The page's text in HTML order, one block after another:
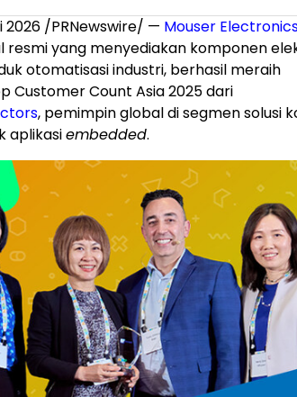
2026 /PRNewswire/ — Mouser
resmi yang menyediakan komponen
otomatisasi industri, berhasil meraih
Customer Count Asia 2025 dari
, pemimpin global di segmen solusi
aplikasiembedded.